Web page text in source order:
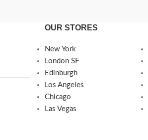
OUR STORES
New York
London SF
Edinburgh
Los Angeles
Chicago
Las Vegas